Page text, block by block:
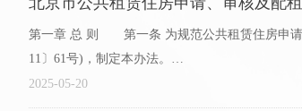
第一章 总 则 第一条 为规范公共租赁住房申请
11〕61号)，制定本办法。
第二条 本市行政区域内市、区县人民政府所属
2025-05-20